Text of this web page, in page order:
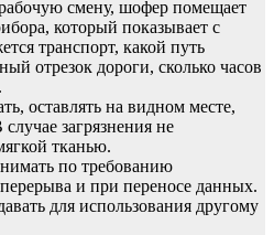
смену, шофер помещает
который показывает с
транспорт, какой путь
отрезок дороги, сколько часов
оставлять на видном месте,
загрязнения не
тканью.
по требованию
и при переносе данных.
для использования другому